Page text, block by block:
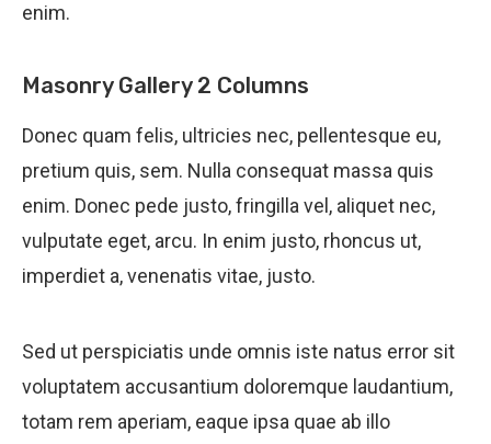
enim.
Masonry Gallery 2 Columns
Donec quam felis, ultricies nec, pellentesque eu,
pretium quis, sem. Nulla consequat massa quis
enim. Donec pede justo, fringilla vel, aliquet nec,
vulputate eget, arcu. In enim justo, rhoncus ut,
imperdiet a, venenatis vitae, justo.
Sed ut perspiciatis unde omnis iste natus error sit
voluptatem accusantium doloremque laudantium,
totam rem aperiam, eaque ipsa quae ab illo